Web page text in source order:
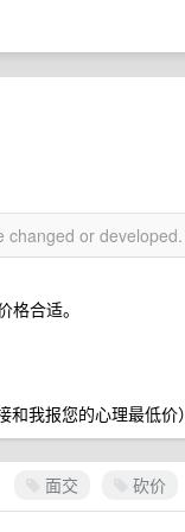
changed or developed.
合适。
我报您的心理最低价）
面交 砍价